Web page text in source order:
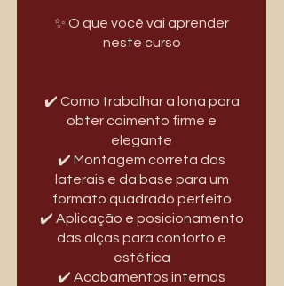
✨ O que você vai aprender
neste curso
✔️ Como trabalhar a lona para
obter caimento firme e
elegante
✔️ Montagem correta das
laterais e da base para um
formato quadrado perfeito
✔️ Aplicação e posicionamento
das alças para conforto e
estética
✔️ Acabamentos internos